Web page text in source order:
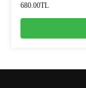
680.00TL